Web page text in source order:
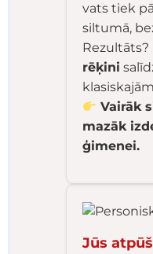
vats tiek
siltumā,
Rezultāts?
rēķini
Vairāk
mazāk
ģimenei.
Jūs